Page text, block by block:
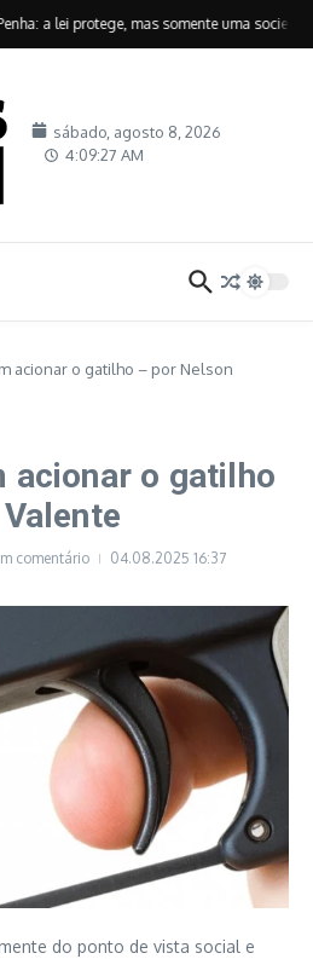
a lei protege, mas somente uma
sábado, agosto 8, 2026
4:09:28 AM
acionar o gatilho – por Nelson
acionar o gatilho
comentário 04.08.2025 16:37
do ponto de vista social e